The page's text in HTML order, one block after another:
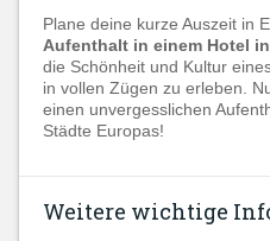
Plane deine kurze Auszeit in
Aufenthalt in einem Hotel
die Schönheit und Kultur
in vollen Zügen zu erleben.
einen unvergesslichen
Städte Europas!
Weitere wichtige